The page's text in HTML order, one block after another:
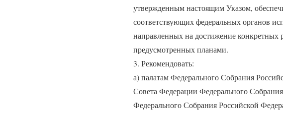
утвержденным настоящим Указом,
соответствующих федеральных органов
направленных на достижение конкретных
предусмотренных планами.
3. Рекомендовать:
а) палатам Федерального Собрания
Совета Федерации Федерального
Федерального Собрания Российской